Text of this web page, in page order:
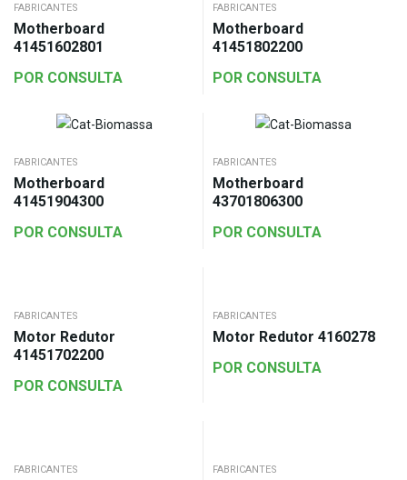
FABRICANTES
Motherboard
41451602801
POR CONSULTA
FABRICANTES
Motherboard
41451802200
POR CONSULTA
FABRICANTES
Motherboard
41451904300
POR CONSULTA
FABRICANTES
Motherboard
43701806300
POR CONSULTA
FABRICANTES
Motor Redutor
41451702200
POR CONSULTA
FABRICANTES
Motor Redutor 4160278
POR CONSULTA
FABRICANTES FABRICANTES